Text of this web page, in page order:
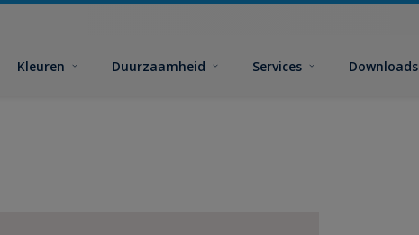
Kleuren Duurzaamheid Services Downloads